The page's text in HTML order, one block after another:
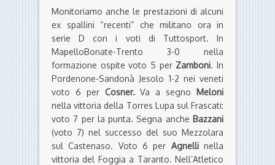
Monitoriamo anche le prestazioni di alcuni
ex spallini “recenti” che militano ora in
serie D con i voti di Tuttosport. In
MapelloBonate-Trento 3-0 nella
formazione ospite voto 5 per Zamboni. In
Pordenone-Sandonà Jesolo 1-2 nei veneti
voto 6 per Cosner.Va a segno Meloni
nella vittoria della Torres Lupa sul Frascati:
voto 7 per la punta. Segna anche Bazzani
(voto 7) nel successo del suo Mezzolara
sul Castenaso. Voto 6 per Agnellinella
vittoria del Foggia a Taranto. Nell’Atletico